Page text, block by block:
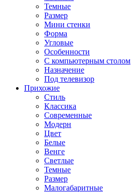
Темные
Размер
Мини стенки
Форма
Угловые
Особенности
С компьютерным столом
Назначение
Под телевизор
Прихожие
Стиль
Классика
Современные
Модерн
Цвет
Белые
Венге
Светлые
Темные
Размер
Малогабаритные